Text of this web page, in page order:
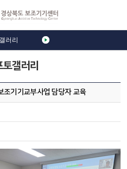
토갤러리
러리
조기기교부사업 담당자 교육